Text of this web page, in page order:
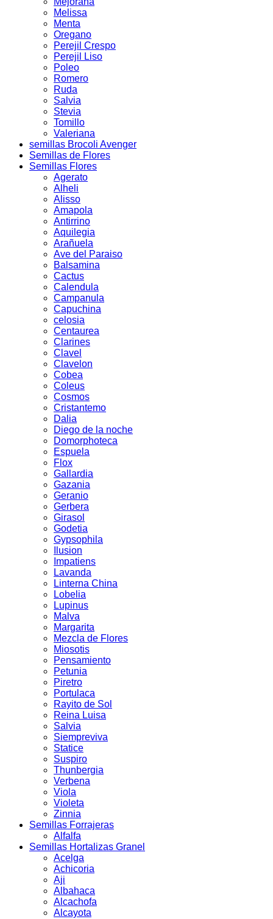
Melissa
Menta
Oregano
Perejil Crespo
Perejil Liso
Poleo
Romero
Ruda
Salvia
Stevia
Tomillo
Valeriana
semillas Brocoli Avenger
Semillas de Flores
Semillas Flores
Agerato
Alheli
Alisso
Amapola
Antirrino
Aquilegia
Arañuela
Ave del Paraiso
Balsamina
Cactus
Calendula
Campanula
Capuchina
celosia
Centaurea
Clarines
Clavel
Clavelon
Cobea
Coleus
Cosmos
Cristantemo
Dalia
Diego de la noche
Domorphoteca
Espuela
Flox
Gallardia
Gazania
Geranio
Gerbera
Girasol
Godetia
Gypsophila
Ilusion
Impatiens
Lavanda
Linterna China
Lobelia
Lupinus
Malva
Margarita
Mezcla de Flores
Miosotis
Pensamiento
Petunia
Piretro
Portulaca
Rayito de Sol
Reina Luisa
Salvia
Siempreviva
Statice
Suspiro
Thunbergia
Verbena
Viola
Violeta
Zinnia
Semillas Forrajeras
Alfalfa
Semillas Hortalizas Granel
Acelga
Achicoria
Aji
Albahaca
Alcachofa
Alcayota